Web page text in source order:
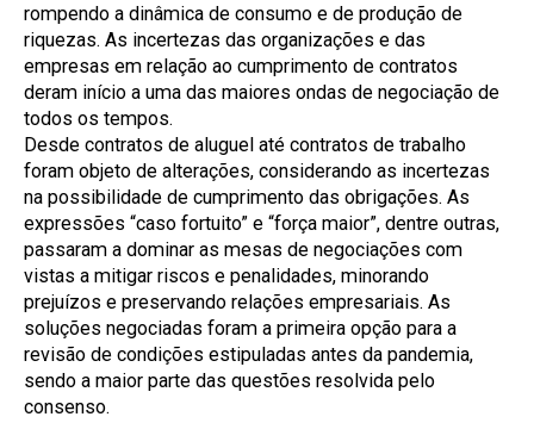
rompendo a dinâmica de consumo e de produção de
riquezas. As incertezas das organizações e das
empresas em relação ao cumprimento de contratos
deram início a uma das maiores ondas de negociação de
todos os tempos.
Desde contratos de aluguel até contratos de trabalho
foram objeto de alterações, considerando as incertezas
na possibilidade de cumprimento das obrigações. As
expressões “caso fortuito” e “força maior”, dentre outras,
passaram a dominar as mesas de negociações com
vistas a mitigar riscos e penalidades, minorando
prejuízos e preservando relações empresariais. As
soluções negociadas foram a primeira opção para a
revisão de condições estipuladas antes da pandemia,
sendo a maior parte das questões resolvida pelo
consenso.